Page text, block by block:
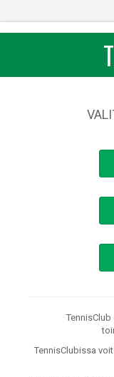
TennisClubissa